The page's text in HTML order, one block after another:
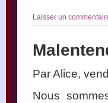
Laisser un
Par Alice,
Nous